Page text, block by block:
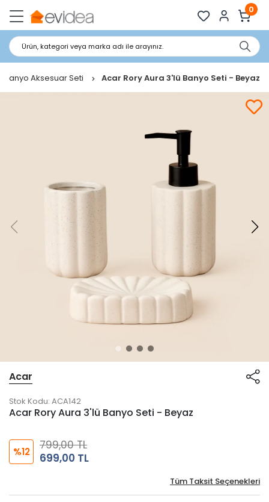
0
Ürün, kategori veya marka adı ile arayınız.
Banyo Aksesuar Seti Acar Rory Aura 3'lü Banyo Seti - Beyaz
Acar
Stok Kodu: ACA142
Acar Rory Aura 3'lü Banyo Seti - Beyaz
%12
799,00 TL
699,00 TL
Tüm Taksit Seçenekleri